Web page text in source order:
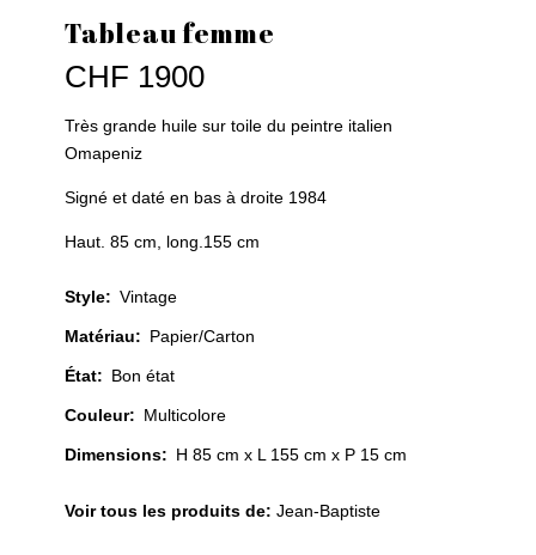
Tableau femme
CHF 1900
Très grande huile sur toile du peintre italien
Omapeniz
Signé et daté en bas à droite 1984
Haut. 85 cm, long.155 cm
Style: Vintage
Matériau: Papier/Carton
État: Bon état
Couleur: Multicolore
Dimensions: H 85 cm x L 155 cm x P 15 cm
Voir tous les produits de: Jean-Baptiste